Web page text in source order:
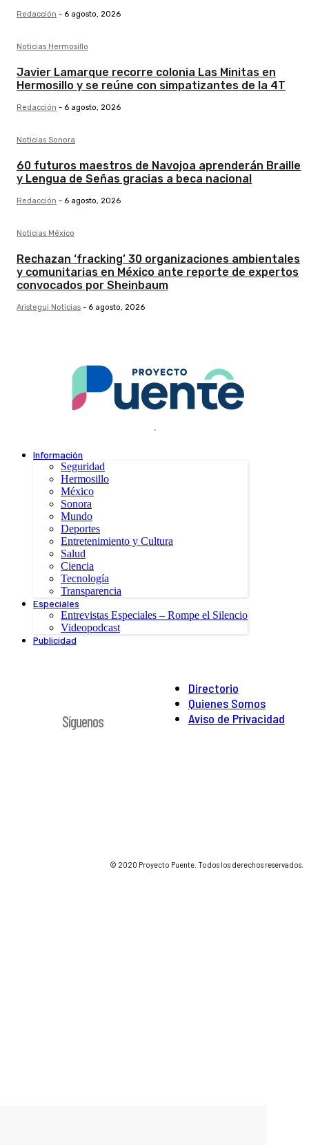
Redacción - 6 agosto, 2026
Noticias Hermosillo
Javier Lamarque recorre colonia Las Minitas en
Hermosillo y se reúne con simpatizantes de la 4T
Redacción - 6 agosto, 2026
Noticias Sonora
60 futuros maestros de Navojoa aprenderán Braille
y Lengua de Señas gracias a beca nacional
Redacción - 6 agosto, 2026
Noticias México
Rechazan ‘fracking’ 30 organizaciones ambientales
y comunitarias en México ante reporte de expertos
convocados por Sheinbaum
Aristegui Noticias - 6 agosto, 2026
.
Información
Seguridad
Hermosillo
México
Sonora
Mundo
Deportes
Entretenimiento y Cultura
Salud
Ciencia
Tecnología
Transparencia
Especiales
Entrevistas Especiales – Rompe el Silencio
Videopodcast
Publicidad
Directorio
Quienes Somos
Aviso de Privacidad
Síguenos
© 2020 Proyecto Puente. Todos los derechos reservados.